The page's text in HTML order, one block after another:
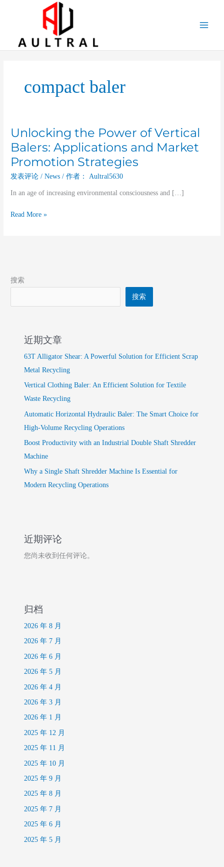
compact baler
Unlocking the Power of Vertical
Balers: Applications and Market
Promotion Strategies
发表评论 /News / 作者： Aultral5630
In an age of increasing environmental consciousness and […]
Unlocking
Power
of
Vertical
Applications
Market
Read More »
搜索
搜索
近期文章
63T Alligator Shear: A Powerful Solution for Efficient Scrap
Metal Recycling
Vertical Clothing Baler: An Efficient Solution for Textile
Waste Recycling
Automatic Horizontal Hydraulic Baler: The Smart Choice for
High-Volume Recycling Operations
Boost Productivity with an Industrial Double Shaft Shredder
Machine
Why a Single Shaft Shredder Machine Is Essential for
Modern Recycling Operations
近期评论
您尚未收到任何评论。
归档
2026 年 8 月
2026 年 7 月
2026 年 6 月
2026 年 5 月
2026 年 4 月
2026 年 3 月
2026 年 1 月
2025 年 12 月
2025 年 11 月
2025 年 10 月
2025 年 9 月
2025 年 8 月
2025 年 7 月
2025 年 6 月
2025 年 5 月